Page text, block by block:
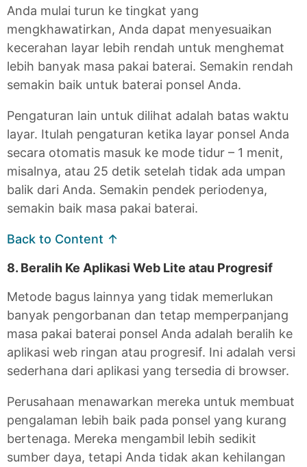
Anda mulai turun ke tingkat yang
mengkhawatirkan, Anda dapat menyesuaikan
kecerahan layar lebih rendah untuk menghemat
lebih banyak masa pakai baterai. Semakin rendah
semakin baik untuk baterai ponsel Anda.
Pengaturan lain untuk dilihat adalah batas waktu
layar. Itulah pengaturan ketika layar ponsel Anda
secara otomatis masuk ke mode tidur – 1 menit,
misalnya, atau 25 detik setelah tidak ada umpan
balik dari Anda. Semakin pendek periodenya,
semakin baik masa pakai baterai.
Back to Content ↑
8. Beralih Ke Aplikasi Web Lite atau Progresif
Metode bagus lainnya yang tidak memerlukan
banyak pengorbanan dan tetap memperpanjang
masa pakai baterai ponsel Anda adalah beralih ke
aplikasi web ringan atau progresif. Ini adalah versi
sederhana dari aplikasi yang tersedia di browser.
Perusahaan menawarkan mereka untuk membuat
pengalaman lebih baik pada ponsel yang kurang
bertenaga. Mereka mengambil lebih sedikit
sumber daya, tetapi Anda tidak akan kehilangan